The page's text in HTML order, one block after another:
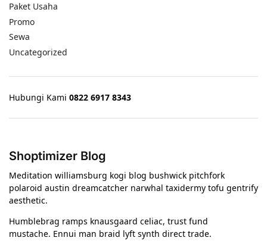
Paket Usaha
Promo
Sewa
Uncategorized
Hubungi Kami 0822 6917 8343
Shoptimizer Blog
Meditation williamsburg kogi blog bushwick pitchfork
polaroid austin dreamcatcher narwhal taxidermy tofu gentrify
aesthetic.
Humblebrag ramps knausgaard celiac, trust fund
mustache. Ennui man braid lyft synth direct trade.